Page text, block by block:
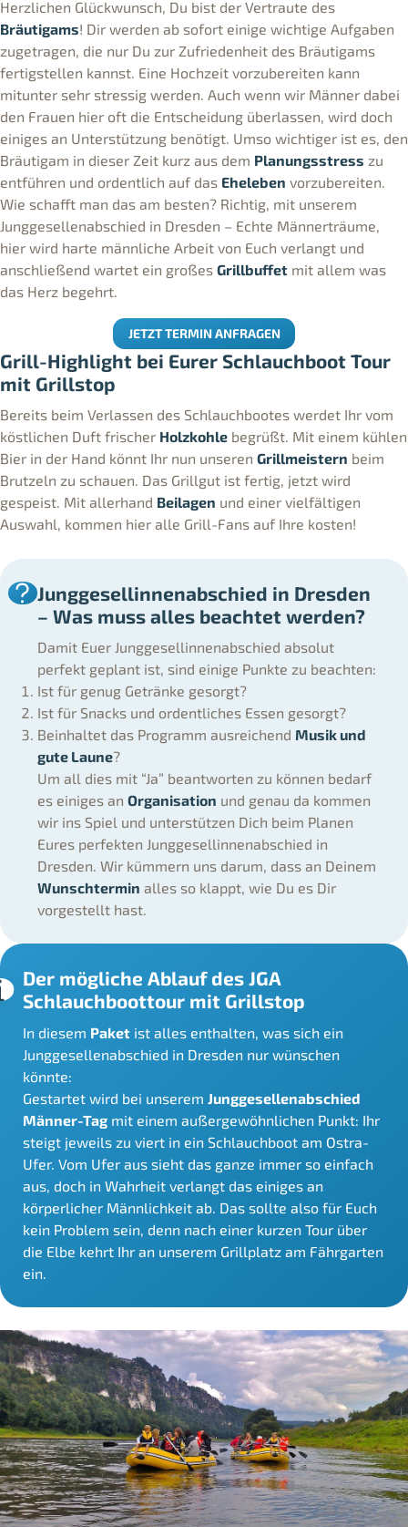
Herzlichen Glückwunsch, Du bist der Vertraute des
Bräutigams! Dir werden ab sofort einige wichtige Aufgaben
zugetragen, die nur Du zur Zufriedenheit des Bräutigams
fertigstellen kannst. Eine Hochzeit vorzubereiten kann
mitunter sehr stressig werden. Auch wenn wir Männer dabei
den Frauen hier oft die Entscheidung überlassen, wird doch
einiges an Unterstützung benötigt. Umso wichtiger ist es, den
Bräutigam in dieser Zeit kurz aus dem Planungsstress zu
entführen und ordentlich auf das Eheleben vorzubereiten.
Wie schafft man das am besten? Richtig, mit unserem
Junggesellenabschied in Dresden – Echte Männerträume,
hier wird harte männliche Arbeit von Euch verlangt und
anschließend wartet ein großes Grillbuffet mit allem was
das Herz begehrt.
JETZT TERMIN ANFRAGEN
Grill-Highlight bei Eurer Schlauchboot Tour
mit Grillstop
Bereits beim Verlassen des Schlauchbootes werdet Ihr vom
köstlichen Duft frischer Holzkohle begrüßt. Mit einem kühlen
Bier in der Hand könnt Ihr nun unseren Grillmeistern beim
Brutzeln zu schauen. Das Grillgut ist fertig, jetzt wird
gespeist. Mit allerhand Beilagen und einer vielfältigen
Auswahl, kommen hier alle Grill-Fans auf Ihre kosten!
Junggesellinnenabschied in Dresden
– Was muss alles beachtet werden?
Damit Euer Junggesellinnenabschied absolut
perfekt geplant ist, sind einige Punkte zu beachten:
Ist für genug Getränke gesorgt?
Ist für Snacks und ordentliches Essen gesorgt?
Beinhaltet das Programm ausreichend Musik und
gute Laune?
Um all dies mit “Ja” beantworten zu können bedarf
es einiges an Organisation und genau da kommen
wir ins Spiel und unterstützen Dich beim Planen
Eures perfekten Junggesellinnenabschied in
Dresden. Wir kümmern uns darum, dass an Deinem
Wunschtermin alles so klappt, wie Du es Dir
vorgestellt hast.
Der mögliche Ablauf des JGA
Schlauchboottour mit Grillstop
In diesem Paket ist alles enthalten, was sich ein
Junggesellenabschied in Dresden nur wünschen
könnte:
Gestartet wird bei unserem Junggesellenabschied
Männer-Tag mit einem außergewöhnlichen Punkt: Ihr
steigt jeweils zu viert in ein Schlauchboot am Ostra-
Ufer. Vom Ufer aus sieht das ganze immer so einfach
aus, doch in Wahrheit verlangt das einiges an
körperlicher Männlichkeit ab. Das sollte also für Euch
kein Problem sein, denn nach einer kurzen Tour über
die Elbe kehrt Ihr an unserem Grillplatz am Fährgarten
ein.